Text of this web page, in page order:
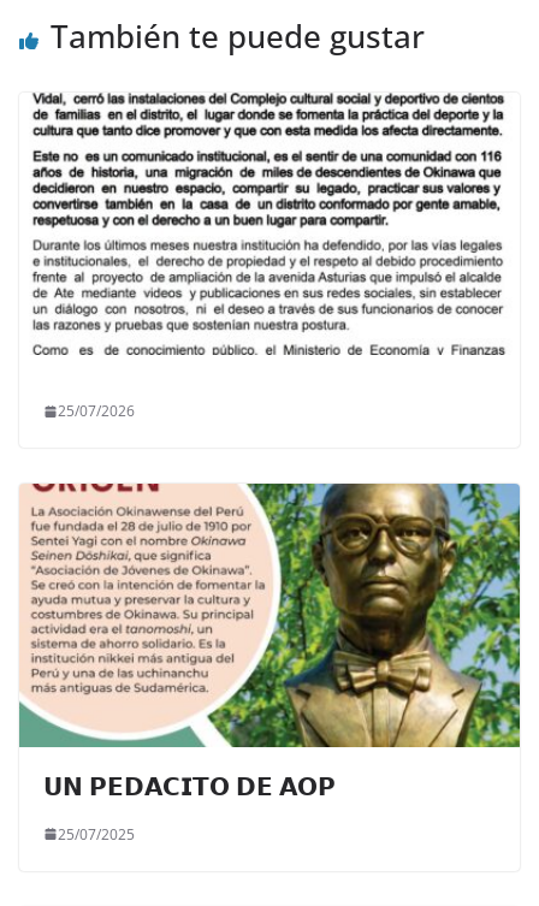
También te puede gustar
25/07/2026
𝗨𝗡 𝗣𝗘𝗗𝗔𝗖𝗜𝗧𝗢 𝗗𝗘 𝗔𝗢𝗣
25/07/2025